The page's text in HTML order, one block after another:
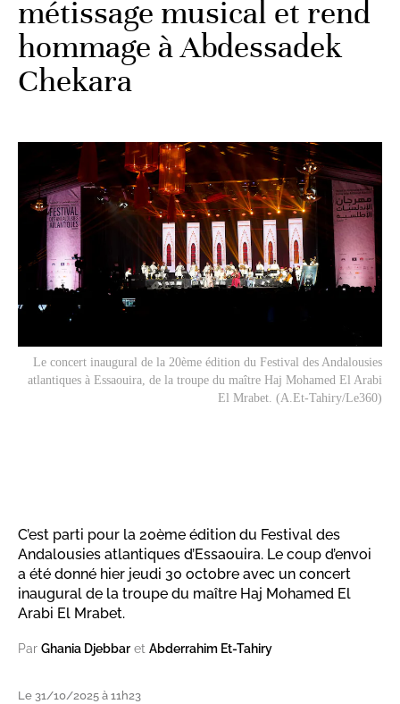
métissage musical et rend
hommage à Abdessadek
Chekara
Le concert inaugural de la 20ème édition du Festival des Andalousies
atlantiques à Essaouira, de la troupe du maître Haj Mohamed El Arabi
El Mrabet. (A.Et-Tahiry/Le360)
C’est parti pour la 20ème édition du Festival des
Andalousies atlantiques d’Essaouira. Le coup d’envoi
a été donné hier jeudi 30 octobre avec un concert
inaugural de la troupe du maître Haj Mohamed El
Arabi El Mrabet.
Par Ghania Djebbar et Abderrahim Et-Tahiry
Le 31/10/2025 à 11h23